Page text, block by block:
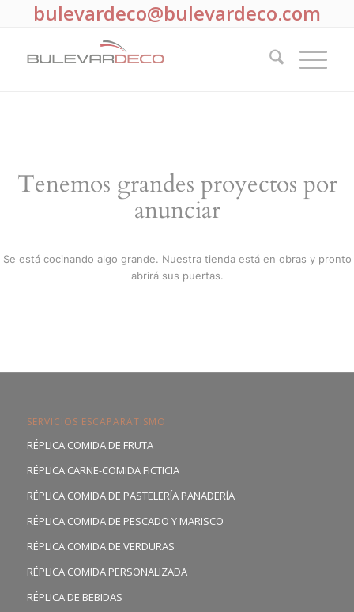
bulevardeco@bulevardeco.com
Tenemos grandes proyectos por
anunciar
Se está cocinando algo grande. Nuestra tienda está en obras y pronto
abrirá sus puertas.
SERVICIOS ESCAPARATISMO
RÉPLICA COMIDA DE FRUTA
RÉPLICA CARNE-COMIDA FICTICIA
RÉPLICA COMIDA DE PASTELERÍA PANADERÍA
RÉPLICA COMIDA DE PESCADO Y MARISCO
RÉPLICA COMIDA DE VERDURAS
RÉPLICA COMIDA PERSONALIZADA
RÉPLICA DE BEBIDAS